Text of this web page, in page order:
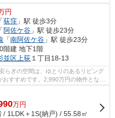
円
「荻窪 」駅 徒歩3分
「 阿佐ケ谷 」駅 徒歩23分
「南阿佐ケ谷 」駅 徒歩23分
階建 地下1階
並区 上荻 １丁目18-13
らぎの空間は、ゆとりのあるリビング
すすめです。2,990万円の物件となっ
物...
万円
/ 1LDK＋1S(納戸) / 55.58㎡